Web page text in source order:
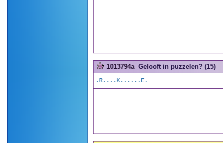
1013794a Gelooft in puzzelen? (15)
.R....K......E.